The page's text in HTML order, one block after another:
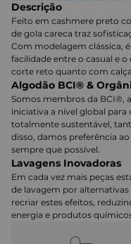
Descrição
Feito em cashmere preto
de gola careca traz
Com modelagem clássica,
facilidade entre o casual e
corte reto quanto com
Algodão BCI® &
Somos membros da BCI®,
iniciativa a nível global
totalmente sustentável,
disso, damos preferência
sempre que possível.
Lavagens Inovadoras
Em cada vez mais peças
de lavagem por
recriar estes efeitos,
energia e produtos